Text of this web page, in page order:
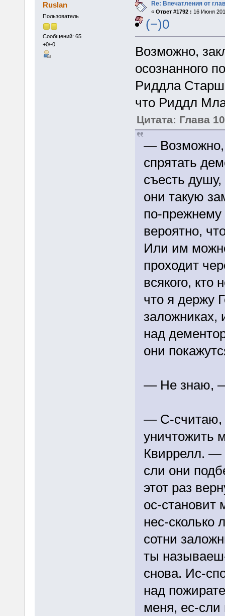
Ruslan
Пользователь
Сообщений: 65
+0/-0
Re: Впечатления от
« Ответ #1792 : 16 Июня
(−)0
Возможно,
осознанного
Риддла
что Риддл
Цитата: Глава
— Возможно,
спрятать
съесть
они такую
по-
вероятно,
Или им
проходит
всякого,
что я держу
заложниках,
над
они
— Не знаю,
— С-считаю,
уничтожить
Квиррелл. —
сли они
этот раз
ос-становит
нес-сколько
сотни
ты
снова. Ис-
над
меня, ес-сли